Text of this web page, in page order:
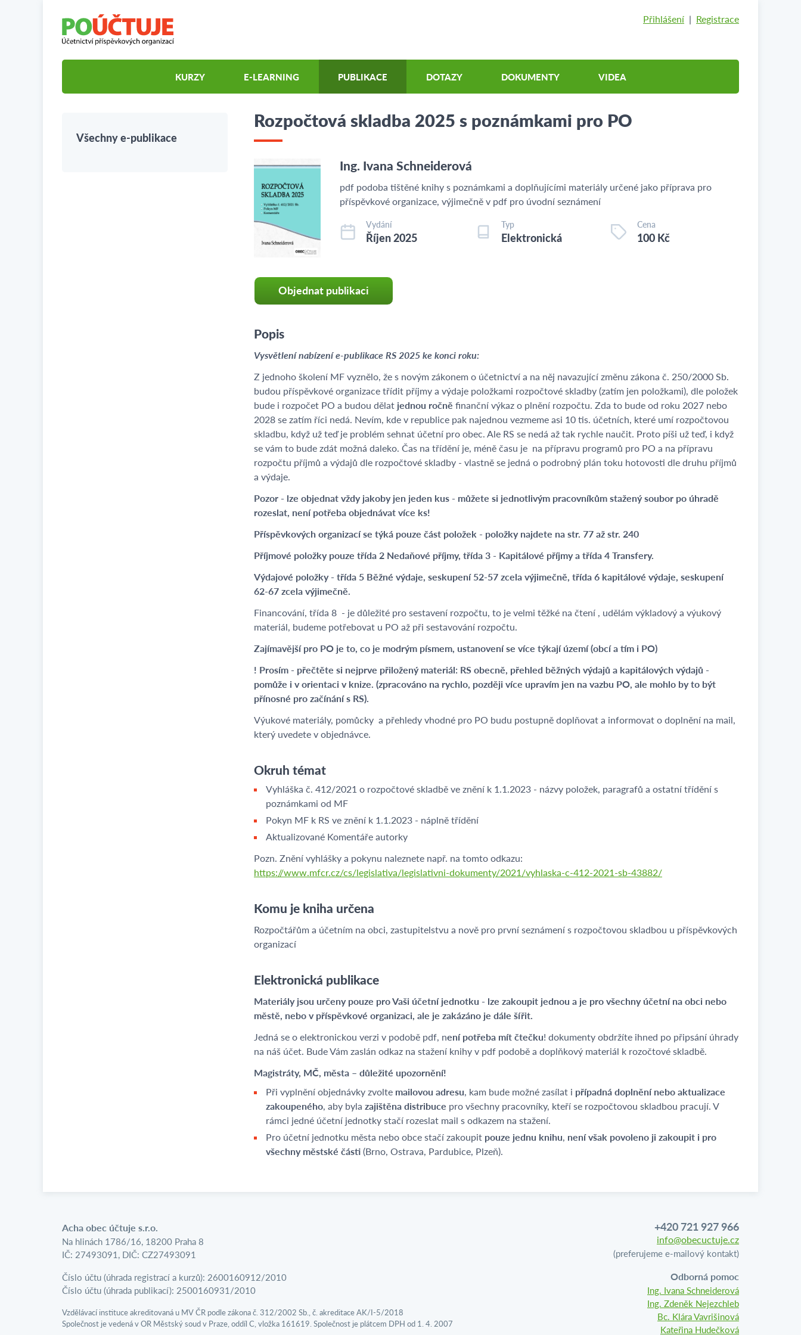
Přihlášení | Registrace
KURZY E-LEARNING PUBLIKACE DOTAZY DOKUMENTY VIDEA
Rozpočtová skladba 2025 s poznámkami pro PO
Ing. Ivana Schneiderová
pdf podoba tištěné knihy s poznámkami a doplňujícími materiály určené jako příprava pro
příspěvkové organizace, výjimečně v pdf pro úvodní seznámení
Vydání
Říjen 2025
Typ
Elektronická
Cena
100 Kč
Objednat publikaci
Popis
Vysvětlení nabízení e-publikace RS 2025 ke konci roku:
Z jednoho školení MF vyznělo, že s novým zákonem o účetnictví a na něj navazující změnu zákona č. 250/2000 Sb.
budou příspěvkové organizace třídit příjmy a výdaje položkami rozpočtové skladby (zatím jen položkami), dle položek
bude i rozpočet PO a budou dělat jednou ročně finanční výkaz o plnění rozpočtu. Zda to bude od roku 2027 nebo
2028 se zatím říci nedá. Nevím, kde v republice pak najednou vezmeme asi 10 tis. účetních, které umí rozpočtovou
skladbu, když už teď je problém sehnat účetní pro obec. Ale RS se nedá až tak rychle naučit. Proto píši už teď, i když
se vám to bude zdát možná daleko. Čas na třídění je, méně času je na přípravu programů pro PO a na přípravu
rozpočtu příjmů a výdajů dle rozpočtové skladby - vlastně se jedná o podrobný plán toku hotovosti dle druhu příjmů
a výdaje.
Pozor - lze objednat vždy jakoby jen jeden kus - můžete si jednotlivým pracovníkům stažený soubor po úhradě
rozeslat, není potřeba objednávat více ks!
Příspěvkových organizací se týká pouze část položek - položky najdete na str. 77 až str. 240
Příjmové položky pouze třída 2 Nedaňové příjmy, třída 3 - Kapitálové příjmy a třída 4 Transfery.
Výdajové položky - třída 5 Běžné výdaje, seskupení 52-57 zcela výjimečně, třída 6 kapitálové výdaje, seskupení
62-67 zcela výjimečně.
Financování, třída 8 - je důležité pro sestavení rozpočtu, to je velmi těžké na čtení , udělám výkladový a výukový
materiál, budeme potřebovat u PO až při sestavování rozpočtu.
Zajímavější pro PO je to, co je modrým písmem, ustanovení se více týkají území (obcí a tím i PO)
! Prosím - přečtěte si nejprve přiložený materiál: RS obecně, přehled běžných výdajů a kapitálových výdajů -
pomůže i v orientaci v knize. (zpracováno na rychlo, později více upravím jen na vazbu PO, ale mohlo by to být
přínosné pro začínání s RS).
Výukové materiály, pomůcky a přehledy vhodné pro PO budu postupně doplňovat a informovat o doplnění na mail,
který uvedete v objednávce.
Okruh témat
Vyhláška č. 412/2021 o rozpočtové skladbě ve znění k 1.1.2023 - názvy položek, paragrafů a ostatní třídění s
poznámkami od MF
Pokyn MF k RS ve znění k 1.1.2023 - náplně třídění
Aktualizované Komentáře autorky
Pozn. Znění vyhlášky a pokynu naleznete např. na tomto odkazu:
https://www.mfcr.cz/cs/legislativa/legislativni-dokumenty/2021/vyhlaska-c-412-2021-sb-43882/
Komu je kniha určena
Rozpočtářům a účetním na obci, zastupitelstvu a nově pro první seznámení s rozpočtovou skladbou u příspěvkových
organizací
Elektronická publikace
Materiály jsou určeny pouze pro Vaši účetní jednotku - lze zakoupit jednou a je pro všechny účetní na obci nebo
městě, nebo v příspěvkové organizaci, ale je zakázáno je dále šířit.
Jedná se o elektronickou verzi v podobě pdf, není potřeba mít čtečku! dokumenty obdržíte ihned po připsání úhrady
na náš účet. Bude Vám zaslán odkaz na stažení knihy v pdf podobě a doplňkový materiál k rozočtové skladbě.
Magistráty, MČ, města – důležité upozornění!
Při vyplnění objednávky zvolte mailovou adresu, kam bude možné zasílat i případná doplnění nebo aktualizace
zakoupeného, aby byla zajištěna distribuce pro všechny pracovníky, kteří se rozpočtovou skladbou pracují. V
rámci jedné účetní jednotky stačí rozeslat mail s odkazem na stažení.
Pro účetní jednotku města nebo obce stačí zakoupit pouze jednu knihu, není však povoleno ji zakoupit i pro
všechny městské části(Brno, Ostrava, Pardubice, Plzeň).
Všechny e-publikace
Acha obec účtuje s.r.o.
Na hlinách 1786/16, 18200 Praha 8
IČ: 27493091, DIČ: CZ27493091
Číslo účtu (úhrada registrací a kurzů): 2600160912/2010
Číslo účtu (úhrada publikací): 2500160931/2010
Vzdělávací instituce akreditovaná u MV ČR podle zákona č. 312/2002 Sb., č. akreditace AK/I-5/2018
Společnost je vedená v OR Městský soud v Praze, oddíl C, vložka 161619. Společnost je plátcem DPH od 1. 4. 2007
+420 721 927 966
info@obecuctuje.cz
(preferujeme e-mailový kontakt)
Odborná pomoc
Ing. Ivana Schneiderová
Ing. Zdeněk Nejezchleb
Bc. Klára Vavrišinová
Kateřina Hudečková